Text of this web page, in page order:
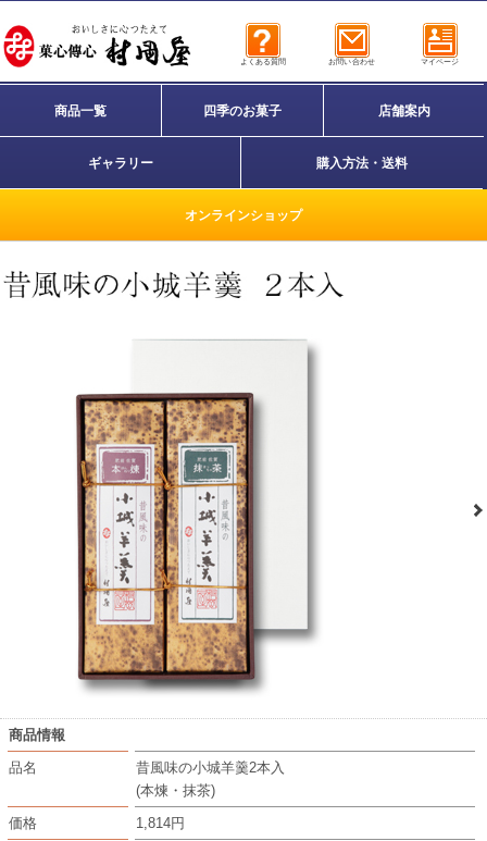
よくある質問 お問い合わせ マイページ
商品一覧 四季のお菓子 店舗案内
ギャラリー 購入方法・送料
オンラインショップ
商品情報
品名
昔風味の小城羊羹2本入
(本煉・抹茶)
価格
1,814円